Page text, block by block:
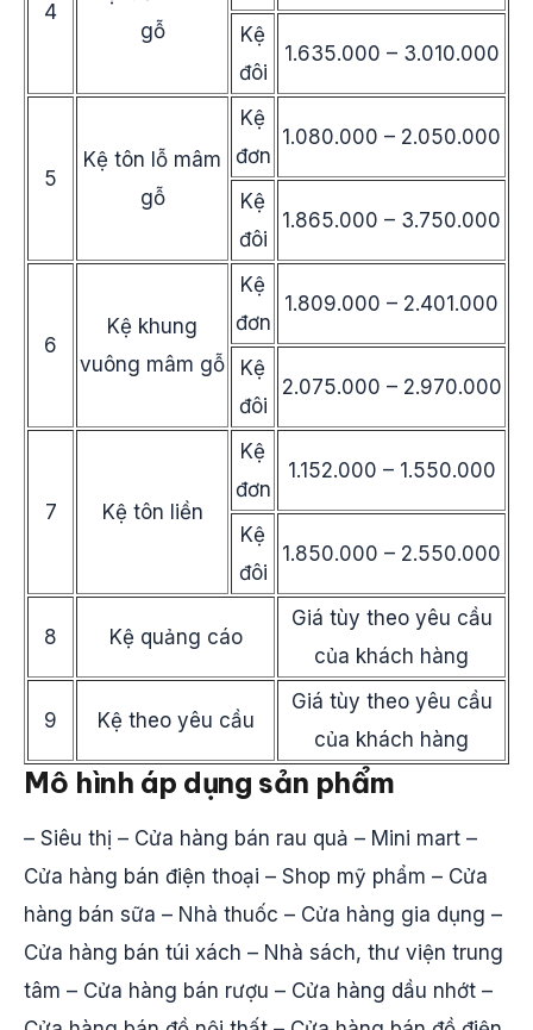
4
gỗ
Kệ
đôi
1.635.000 – 3.010.000
5
Kệ tôn lỗ mâm
gỗ
Kệ
đơn
1.080.000 – 2.050.000
Kệ
đôi
1.865.000 – 3.750.000
6
Kệ khung
vuông mâm gỗ
Kệ
đơn
1.809.000 – 2.401.000
Kệ
đôi
2.075.000 – 2.970.000
7 Kệ tôn liền
Kệ
đơn
1.152.000 – 1.550.000
Kệ
đôi
1.850.000 – 2.550.000
8 Kệ quảng cáo
Giá tùy theo yêu cầu
của khách hàng
9 Kệ theo yêu cầu
Giá tùy theo yêu cầu
của khách hàng
Mô hình áp dụng sản phẩm
– Siêu thị – Cửa hàng bán rau quả – Mini mart –
Cửa hàng bán điện thoại – Shop mỹ phẩm – Cửa
hàng bán sữa – Nhà thuốc – Cửa hàng gia dụng –
Cửa hàng bán túi xách – Nhà sách, thư viện trung
tâm – Cửa hàng bán rượu – Cửa hàng dầu nhớt –